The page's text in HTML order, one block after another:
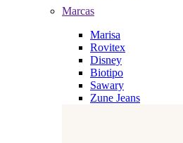
Marcas
Marisa
Rovitex
Disney
Biotipo
Sawary
Zune Jeans